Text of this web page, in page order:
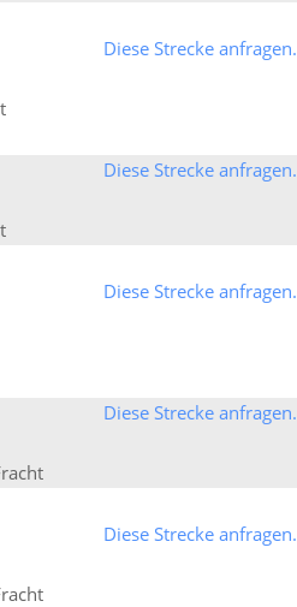
Diese Strecke anfragen.
Diese Strecke anfragen.
Diese Strecke anfragen.
Diese Strecke anfragen.
Diese Strecke anfragen.